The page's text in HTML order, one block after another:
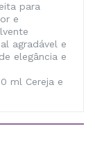
para
e
agradável e
elegância e
ml Cereja e